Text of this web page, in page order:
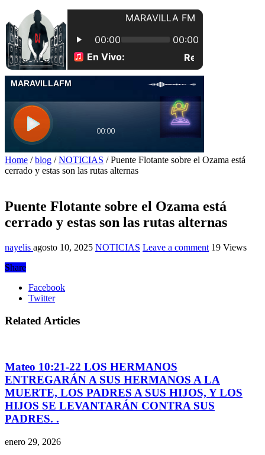
Home / blog / NOTICIAS / Puente Flotante sobre el Ozama está
cerrado y estas son las rutas alternas
Puente Flotante sobre el Ozama está
cerrado y estas son las rutas alternas
nayelis agosto 10, 2025 NOTICIAS Leave a comment 19 Views
Share
Facebook
Twitter
Related Articles
Mateo 10:21-22 LOS HERMANOS
ENTREGARÁN A SUS HERMANOS A LA
MUERTE, LOS PADRES A SUS HIJOS, Y LOS
HIJOS SE LEVANTARÁN CONTRA SUS
PADRES. .
enero 29, 2026